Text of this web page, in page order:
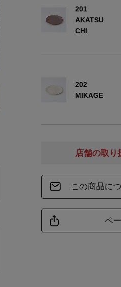
201
AKATSU
CHI
202
MIKAGE
この商品に
ペ
店舗の取り